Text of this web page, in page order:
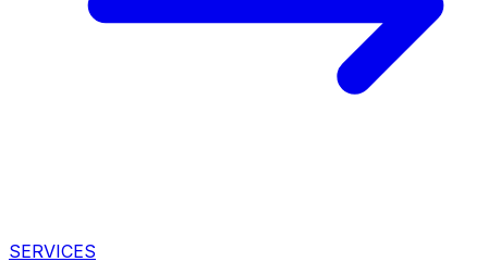
SERVICES